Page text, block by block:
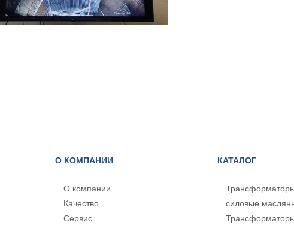
О КОМПАНИИ
О компании
Качество
Сервис
КАТАЛОГ
силовые